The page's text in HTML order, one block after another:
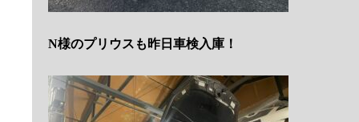
N様のプリウスも昨日車検入庫！